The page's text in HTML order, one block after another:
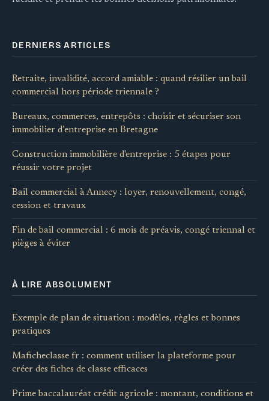
DERNIERS ARTICLES
Retraite, invalidité, accord amiable : quand résilier un bail
commercial hors période triennale ?
Bureaux, commerces, entrepôts : choisir et sécuriser son
immobilier d’entreprise en Bretagne
Construction immobilière d'entreprise : 5 étapes pour
réussir votre projet
Bail commercial à Annecy : loyer, renouvellement, congé,
cession et travaux
Fin de bail commercial : 6 mois de préavis, congé triennal et
pièges à éviter
À LIRE ABSOLUMENT
Exemple de plan de situation : modèles, règles et bonnes
pratiques
Maficheclasse fr : comment utiliser la plateforme pour
créer des fiches de classe efficaces
Prime baccalauréat crédit agricole : montant, conditions et